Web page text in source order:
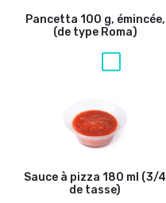
Pancetta 100 g, émincée,
(de type Roma)
Sauce à pizza 180 ml (3/4
de tasse)